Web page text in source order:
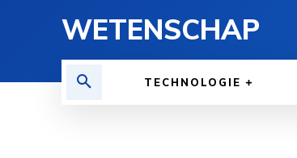
WETENSCHAP
TECHNOLOGIE